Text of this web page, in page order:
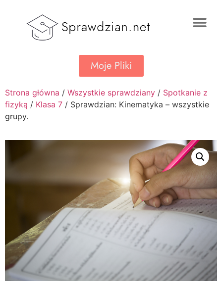
Moje Pliki
Strona główna / Wszystkie sprawdziany / Spotkanie z
fizyką / Klasa 7 / Sprawdzian: Kinematyka – wszystkie
grupy.